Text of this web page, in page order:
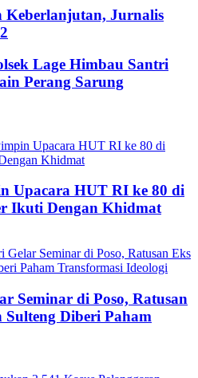
Keberlanjutan, Jurnalis
Lage Himbau Santri
Perang Sarung
Upacara HUT RI ke 80 di
Ikuti Dengan Khidmat
Seminar di Poso, Ratusan
Sulteng Diberi Paham